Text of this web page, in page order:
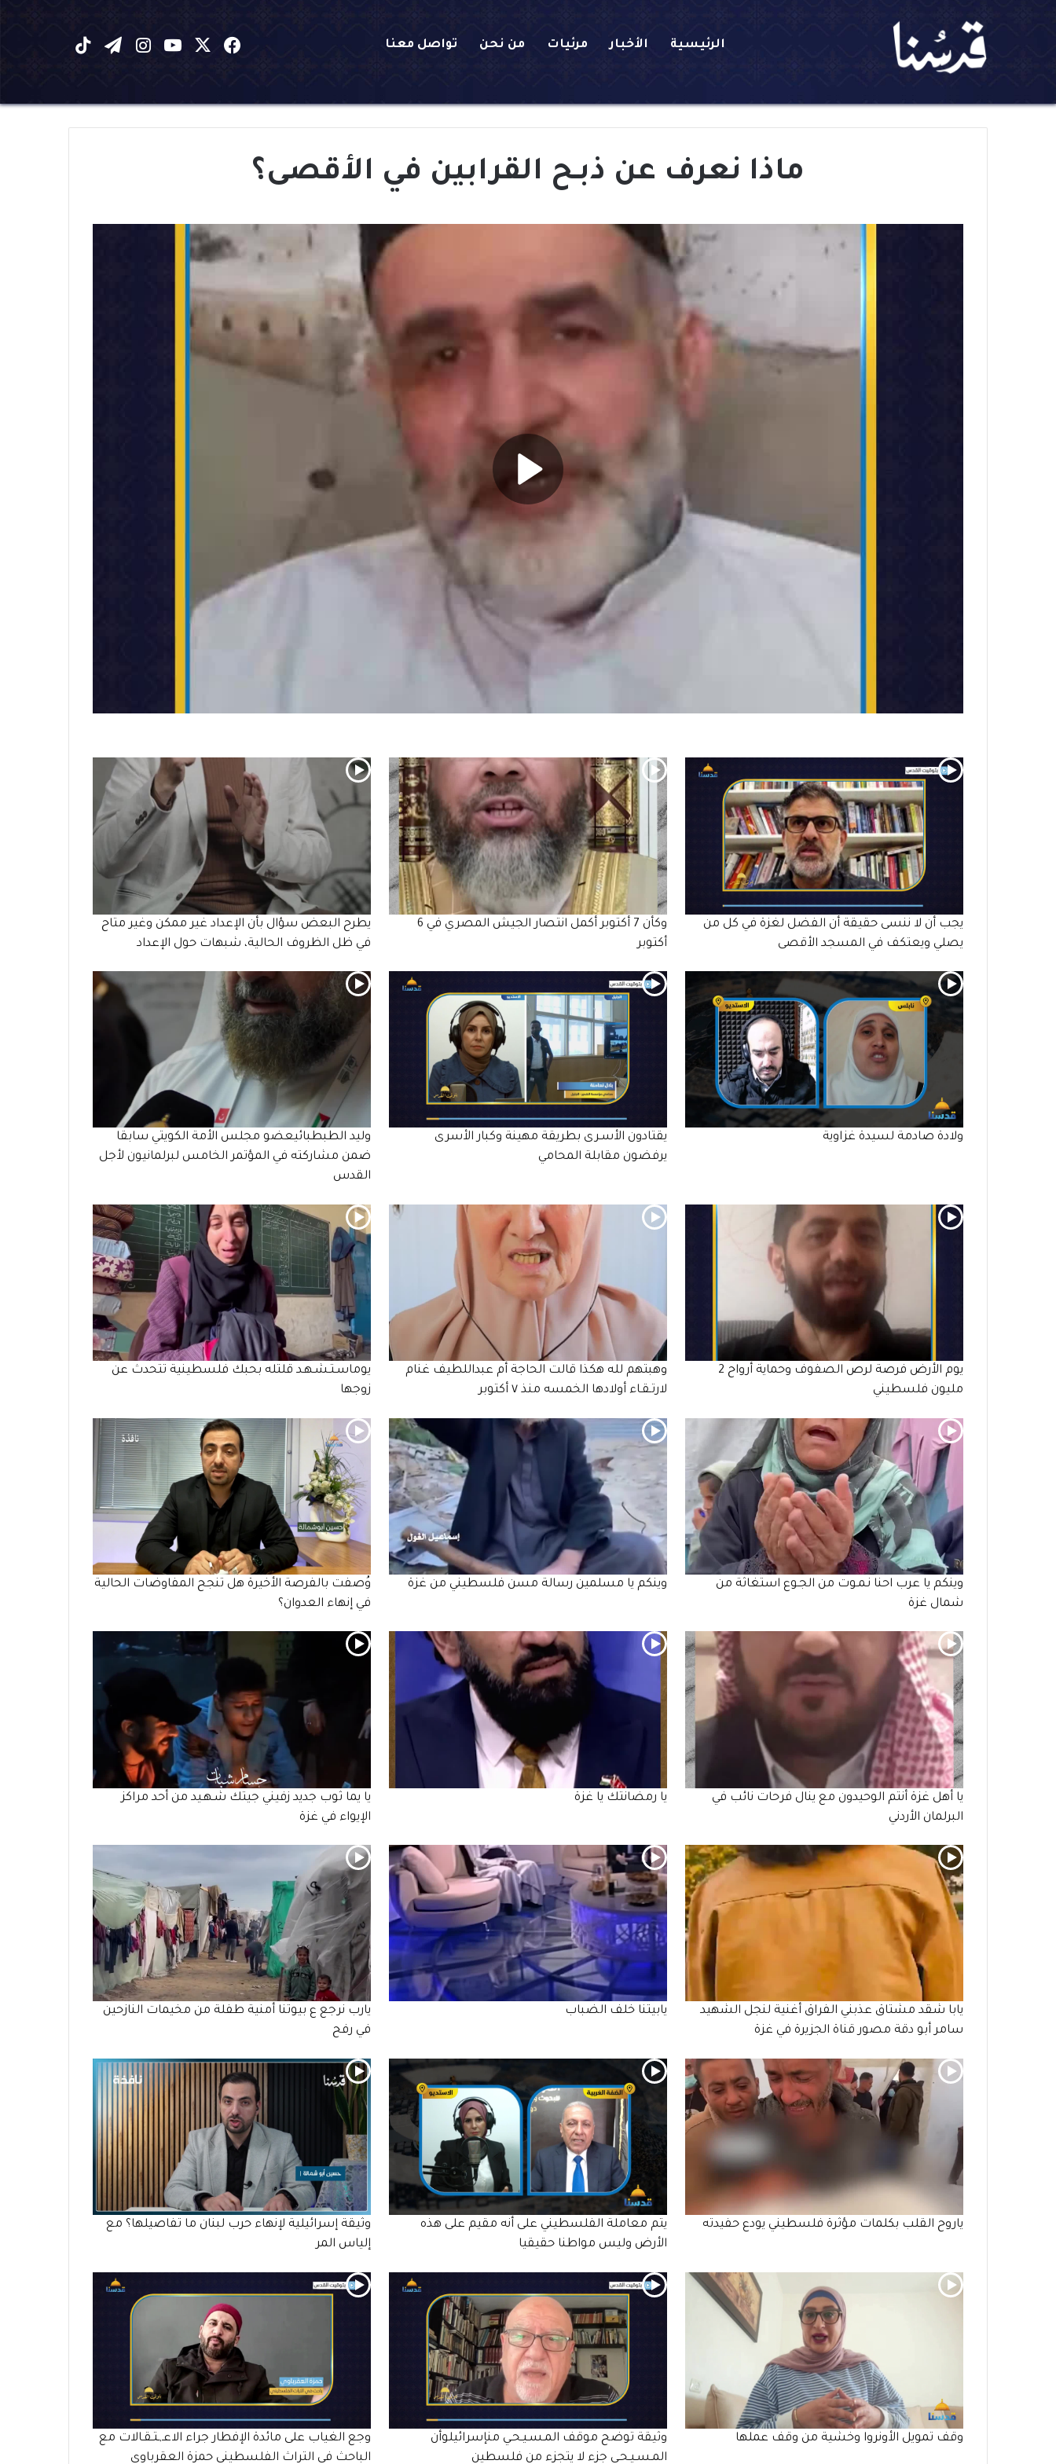
الرئيسية الأخبار مرئيات من نحن تواصل معنا فيسبوك يوتيوبانستقرام
تيلقرام
ماذا نعرف عن ذبـح القرابين في الأقصى؟
يجب أن لا ننسى حقيقة أن الفضل لغزة في كل من
يصلي ويعتكف في المسجد الأقصى
وكأن 7 أكتوبر أكمل انتصار الجيش المصري في 6
أكتوبر
يطرح البعض سؤال بأن الإعداد غير ممكن وغير متاح
في ظل الظروف الحالية، شبهات حول الإعداد
ولادة صادمة لسيدة غزاوية
يقتادون الأسـرى بطريقة مهينة وكبار الأسرى
يرفضون مقابلة المحامي
وليد الطبطبائيعضو مجلس الأمة الكويتي سابقا
ضمن مشاركته في المؤتمر الخامس لبرلمانيون لأجل
القدس
يوم الأرض فرصة لرص الصفوف وحماية أرواح 2
مليون فلسطيني
وهبتهم لله هكذا قالت الحاجة أم عبداللطيف غنام
لارتـقـاء أولادها الخمسه منذ ٧ أكتوبر
يوماسـتـشـهـد قلتله بحبك فلسطينية تتحدث عن
زوجها
وينكم يا عرب احنا نـمـوت من الجـوع استغاثة من
شمال غزة
وينكم يا مسلمين رسالة مسن فلسطيني من غزة
وُصفت بالفرصة الأخيرة هل تنجح المفاوضات الحالية
في إنهاء العدوان؟
يا أهل غزة أنتم الوحيدون مع ينال فرحات نائب في
البرلمان الأردني
يا رمضانتك يا غزة
يا يما ثوب جديد زفيني جيتك شـهـيد من أحد مراكز
الإيواء في غزة
يابا شقد مشتاق عذبني الفراق أغنية لنجل الشهيد
سامر أبو دقة مصور قناة الجزيرة في غزة
يابيتنا خلف الضباب
يارب نرجع ع بيوتنا أمنية طفلة من مخيمات النازحين
في رفح
ياروح القلب بكلمات مؤثرة فلسطيني يودع حفيدته
يتم معاملة الفلسطيني على أنه مقيم على هذه
الأرض وليس مواطنا حقيقيا
وثيقة إسرائيلية لإنهاء حرب لبنان ما تفاصيلها؟ مع
إلياس المر
وقف تمويل الأونروا وخشية من وقف عملها
وثيقة توضح موقف المـسـيـحـي منإسرائيلوأن
المـسـيـحـي جزء لا يتجزء من فلسطين
وجع الغياب على مائدة الإفطار جراء الاعـ,ـتـقـالات مع
الباحث في التراث الفلسطيني حمزة العقرباوي